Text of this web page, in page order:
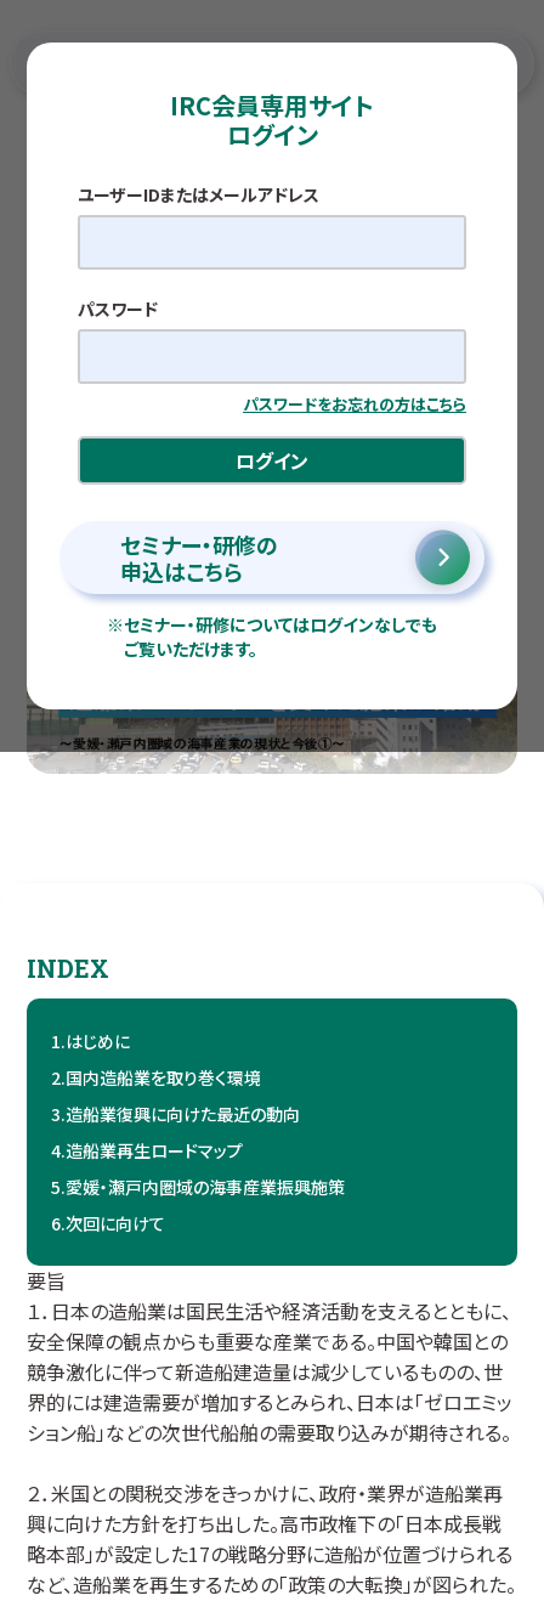
IRC会員専用サイト
ログイン
ユーザーIDまたはメールアドレス
パスワード
パスワードをお忘れの方はこちら
ログイン
セミナー・研修の
申込はこちら
※セミナー・研修についてはログインなしでも
ご覧いただけます。
「造船業再生ロードマップ」を受けた施策が始動～愛媛・
瀬戸内圏域の海事産業の現状と今後①～
調査レポート
動～愛媛・瀬戸内圏域の海事産業の現状と今
後①～
新藤 博之
INDEX
1.はじめに
2.国内造船業を取り巻く環境
3.造船業復興に向けた最近の動向
4.造船業再生ロードマップ
5.愛媛・瀬戸内圏域の海事産業振興施策
6.次回に向けて
要旨
１．日本の造船業は国民生活や経済活動を支えるとともに、
安全保障の観点からも重要な産業である。中国や韓国との
競争激化に伴って新造船建造量は減少しているものの、世
界的には建造需要が増加するとみられ、日本は「ゼロエミッ
ション船」などの次世代船舶の需要取り込みが期待される。
２．米国との関税交渉をきっかけに、政府・業界が造船業再
興に向けた方針を打ち出した。高市政権下の「日本成長戦
略本部」が設定した17の戦略分野に造船が位置づけられる
など、造船業を再生するための「政策の大転換」が図られた。